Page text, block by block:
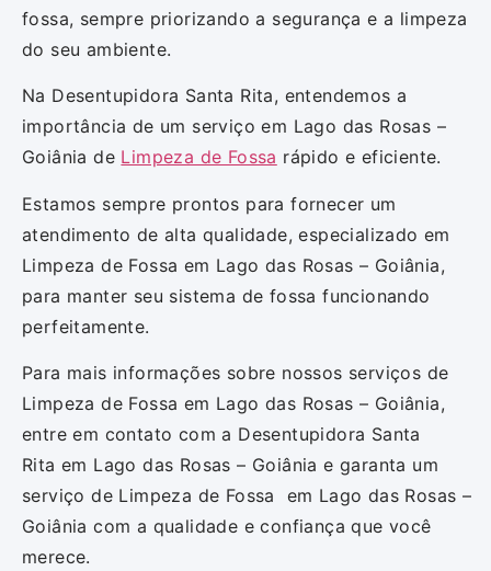
fossa, sempre priorizando a segurança e a limpeza
do seu ambiente.
Na Desentupidora Santa Rita, entendemos a
importância de um serviço em Lago das Rosas –
Goiânia de Limpeza de Fossa rápido e eficiente.
Estamos sempre prontos para fornecer um
atendimento de alta qualidade, especializado em
Limpeza de Fossa em Lago das Rosas – Goiânia,
para manter seu sistema de fossa funcionando
perfeitamente.
Para mais informações sobre nossos serviços de
Limpeza de Fossa em Lago das Rosas – Goiânia,
entre em contato com a Desentupidora Santa
Rita em Lago das Rosas – Goiânia e garanta um
serviço de Limpeza de Fossa em Lago das Rosas –
Goiânia com a qualidade e confiança que você
merece.